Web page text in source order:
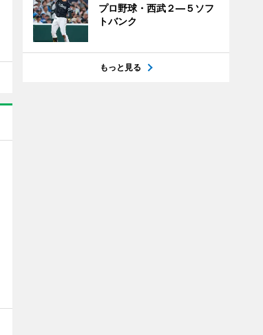
プロ野球・西武２―５ソフ
トバンク
もっと見る